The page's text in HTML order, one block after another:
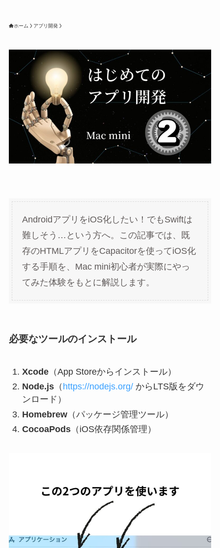
ホーム アプリ開発
AndroidアプリをiOS化したい！でもSwiftは
難しそう…という方へ。この記事では、既
存のHTMLアプリをCapacitorを使ってiOS化
する手順を、Mac mini初心者が実際にやっ
てみた体験をもとに解説します。
必要なツールのインストール
Xcode（App Storeからインストール）
Node.js（ https://nodejs.org/からLTS版をダウ
ンロード）
Homebrew（パッケージ管理ツール）
CocoaPods（iOS依存関係管理）